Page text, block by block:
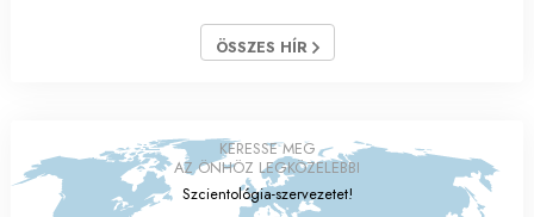
ÖSSZES HÍR
KERESSE MEG
AZ ÖNHÖZ LEGKÖZELEBBI
Szcientológia-szervezetet!